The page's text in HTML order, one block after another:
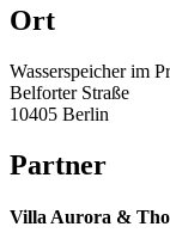
Ort
Wasserspeicher im
Belforter Straße
10405 Berlin
Partner
Villa Aurora &